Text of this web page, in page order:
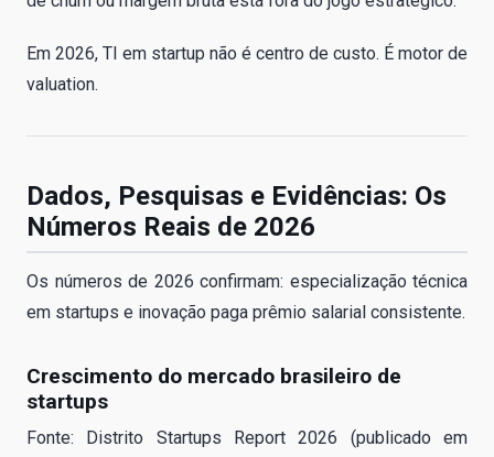
Em 2026, TI em startup não é centro de custo. É motor de
valuation.
Dados, Pesquisas e Evidências: Os
Números Reais de 2026
Os números de 2026 confirmam: especialização técnica
em startups e inovação paga prêmio salarial consistente.
Crescimento do mercado brasileiro de
startups
Fonte: Distrito Startups Report 2026 (publicado em